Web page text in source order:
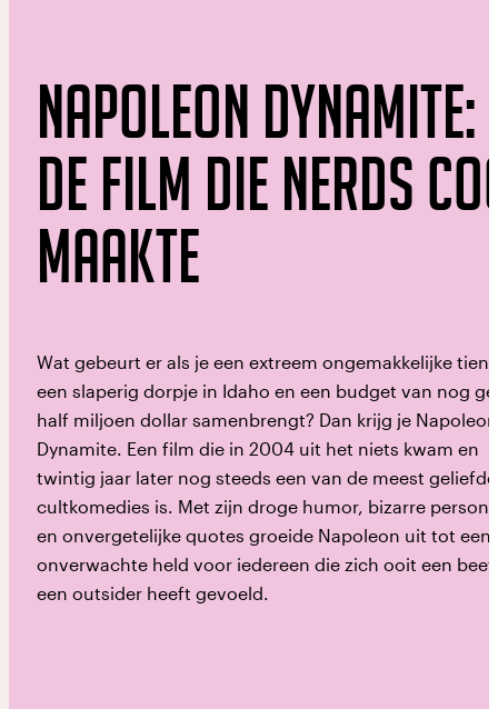
Napoleon Dynamite:
De film die nerds
maakte
Wat gebeurt er als je een extreem ongemakkelijke
een slaperig dorpje in Idaho en een budget van nog
half miljoen dollar samenbrengt? Dan krijg je Napoleon
Dynamite. Een film die in 2004 uit het niets kwam en
twintig jaar later nog steeds een van de meest geliefde
cultkomedies is. Met zijn droge humor, bizarre
en onvergetelijke quotes groeide Napoleon uit tot een
onverwachte held voor iedereen die zich ooit een
een outsider heeft gevoeld.